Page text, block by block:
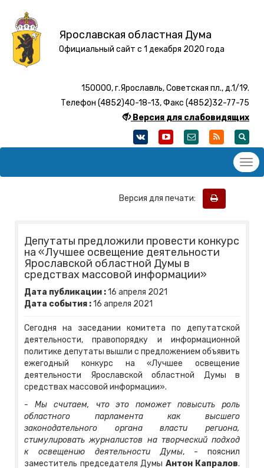
Ярославская областная Дума
Официальный сайт с 1 декабря 2020 года
150000, г.Ярославль, Советская пл., д.1/19.
Телефон (4852)40-18-13, Факс (4852)32-77-75
Версия для слабовидящих
Версия для печати:
Депутаты предложили провести конкурс
на «Лучшее освещение деятельности
Ярославской областной Думы в
средствах массовой информации»
Дата публикации :16 апреля 2021
Дата события :16 апреля 2021
Сегодня на заседании комитета по депутатской
деятельности, правопорядку и информационной
политике депутаты вышли с предложением объявить
ежегодный конкурс на «Лучшее освещение
деятельности Ярославской областной Думы в
средствах массовой информации».
- Мы считаем, что это поможет повысить роль
областного парламента как высшего
законодательного органа власти региона,
стимулировать журналистов на творческий подход
к освещению деятельности Думы, - пояснил
заместитель председателя Думы Антон Капралов.